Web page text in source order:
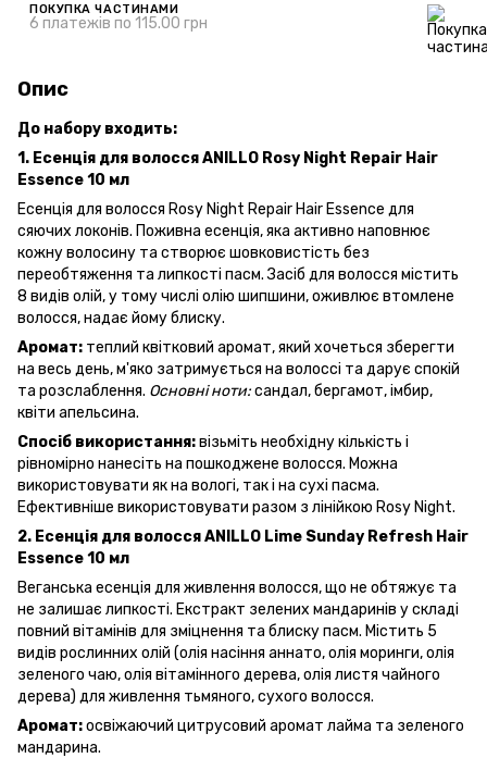
ПОКУПКА ЧАСТИНАМИ
6 платежів по 115.00 грн
Опис
До набору входить:
1. Есенція для волосся ANILLO Rosy Night Repair Hair
Essence 10 мл
Есенція для волосся Rosy Night Repair Hair Essence для
сяючих локонів. Поживна есенція, яка активно наповнює
кожну волосину та створює шовковистість без
переобтяження та липкості пасм. Засіб для волосся містить
8 видів олій, у тому числі олію шипшини, оживлює втомлене
волосся, надає йому блиску.
Аромат: теплий квітковий аромат, який хочеться зберегти
на весь день, м'яко затримується на волоссі та дарує спокій
та розслаблення. Основні ноти:сандал, бергамот, імбир,
квіти апельсина.
Спосіб використання:візьміть необхідну кількість і
рівномірно нанесіть на пошкоджене волосся. Можна
використовувати як на вологі, так і на сухі пасма.
Ефективніше використовувати разом з лінійкою Rosy Night.
2. Есенція для волосся ANILLO Lime Sunday Refresh Hair
Essence 10 мл
Веганська есенція для живлення волосся, що не обтяжує та
не залишає липкості. Екстракт зелених мандаринів у складі
повний вітамінів для зміцнення та блиску пасм. Містить 5
видів рослинних олій (олія насіння аннато, олія моринги, олія
зеленого чаю, олія вітамінного дерева, олія листя чайного
дерева) для живлення тьмяного, сухого волосся.
Аромат:освіжаючий цитрусовий аромат лайма та зеленого
мандарина.